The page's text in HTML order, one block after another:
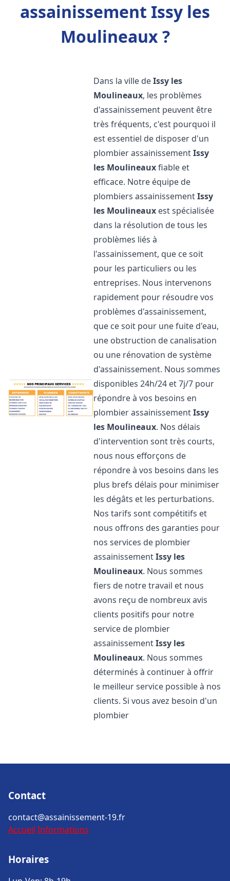
assainissement Issy les
Moulineaux ?
Dans la ville deIssy les
Moulineaux, les problèmes
d'assainissement peuvent être
très fréquents, c'est pourquoi il
est essentiel de disposer d'un
plombier assainissementIssy
les Moulineauxfiable et
efficace. Notre équipe de
plombiers assainissementIssy
les Moulineaux est spécialisée
dans la résolution de tous les
problèmes liés à
l'assainissement, que ce soit
pour les particuliers ou les
entreprises. Nous intervenons
rapidement pour résoudre vos
problèmes d'assainissement,
que ce soit pour une fuite d'eau,
une obstruction de canalisation
ou une rénovation de système
d'assainissement. Nous sommes
disponibles 24h/24 et 7j/7 pour
répondre à vos besoins en
plombier assainissementIssy
les Moulineaux. Nos délais
d'intervention sont très courts,
nous nous efforçons de
répondre à vos besoins dans les
plus brefs délais pour minimiser
les dégâts et les perturbations.
Nos tarifs sont compétitifs et
nous offrons des garanties pour
nos services de plombier
assainissementIssy les
Moulineaux. Nous sommes
fiers de notre travail et nous
avons reçu de nombreux avis
clients positifs pour notre
service de plombier
assainissementIssy les
Moulineaux. Nous sommes
déterminés à continuer à offrir
le meilleur service possible à nos
clients. Si vous avez besoin d'un
plombier
Contact
contact@assainissement-19.fr
Accueil Informations
Horaires